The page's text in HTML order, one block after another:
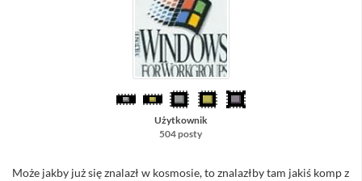
Użytkownik
504 posty
Może jakby już się znalazł w kosmosie, to znalazłby tam jakiś komp z